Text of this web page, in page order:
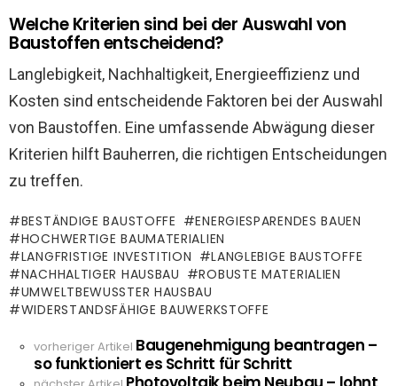
Welche Kriterien sind bei der Auswahl von
Baustoffen entscheidend?
Langlebigkeit, Nachhaltigkeit, Energieeffizienz und
Kosten sind entscheidende Faktoren bei der Auswahl
von Baustoffen. Eine umfassende Abwägung dieser
Kriterien hilft Bauherren, die richtigen Entscheidungen
zu treffen.
BESTÄNDIGE BAUSTOFFE
ENERGIESPARENDES BAUEN
HOCHWERTIGE BAUMATERIALIEN
LANGFRISTIGE INVESTITION
LANGLEBIGE BAUSTOFFE
NACHHALTIGER HAUSBAU
ROBUSTE MATERIALIEN
UMWELTBEWUSSTER HAUSBAU
WIDERSTANDSFÄHIGE BAUWERKSTOFFE
See
more
vorheriger Artikel Baugenehmigung beantragen –
so funktioniert es Schritt für Schritt